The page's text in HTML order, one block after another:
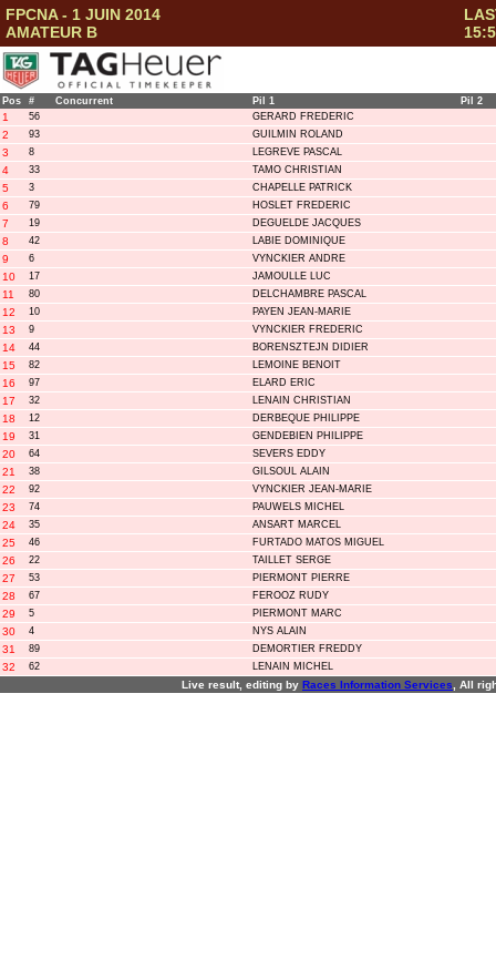
FPCNA - 1 JUIN 2014
AMATEUR B
Pos # Concurrent Pil 1 Pil 2
1 56 GERARD FREDERIC
2 93 GUILMIN ROLAND
3 8 LEGREVE PASCAL
4 33 TAMO CHRISTIAN
5 3 CHAPELLE PATRICK
6 79 HOSLET FREDERIC
7 19 DEGUELDE JACQUES
8 42 LABIE DOMINIQUE
9 6 VYNCKIER ANDRE
10 17 JAMOULLE LUC
11 80 DELCHAMBRE PASCAL
12 10 PAYEN JEAN-MARIE
13 9 VYNCKIER FREDERIC
14 44 BORENSZTEJN DIDIER
15 82 LEMOINE BENOIT
16 97 ELARD ERIC
17 32 LENAIN CHRISTIAN
18 12 DERBEQUE PHILIPPE
19 31 GENDEBIEN PHILIPPE
20 64 SEVERS EDDY
21 38 GILSOUL ALAIN
22 92 VYNCKIER JEAN-MARIE
23 74 PAUWELS MICHEL
24 35 ANSART MARCEL
25 46 FURTADO MATOS MIGUEL
26 22 TAILLET SERGE
27 53 PIERMONT PIERRE
28 67 FEROOZ RUDY
29 5 PIERMONT MARC
30 4 NYS ALAIN
31 89 DEMORTIER FREDDY
32 62 LENAIN MICHEL
Live result, editing by Races Information Services , All